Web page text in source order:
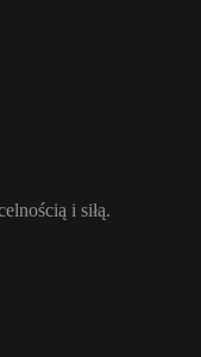
i siłą.